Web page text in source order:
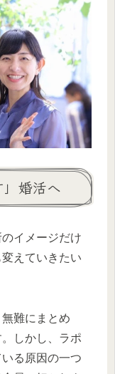
」婚活へ
イメージだけ
えていきたい
難にまとめ
しかし、ラポ
る原因の一つ